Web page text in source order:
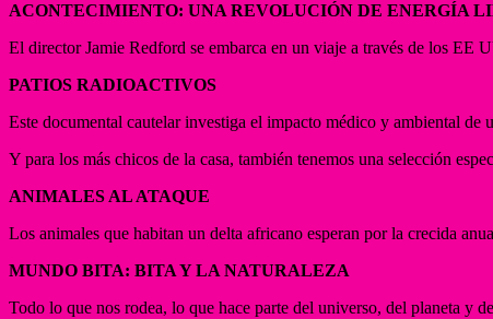
ACONTECIMIENTO: UNA REVOLUCIÓN DE ENERGÍA
El director Jamie Redford se embarca en un viaje a través de los EE
PATIOS RADIOACTIVOS
Este documental cautelar investiga el impacto médico y ambiental de
Y para los más chicos de la casa, también tenemos una selección
ANIMALES AL ATAQUE
Los animales que habitan un delta africano esperan por la crecida
MUNDO BITA: BITA Y LA NATURALEZA
Todo lo que nos rodea, lo que hace parte del universo, del planeta y